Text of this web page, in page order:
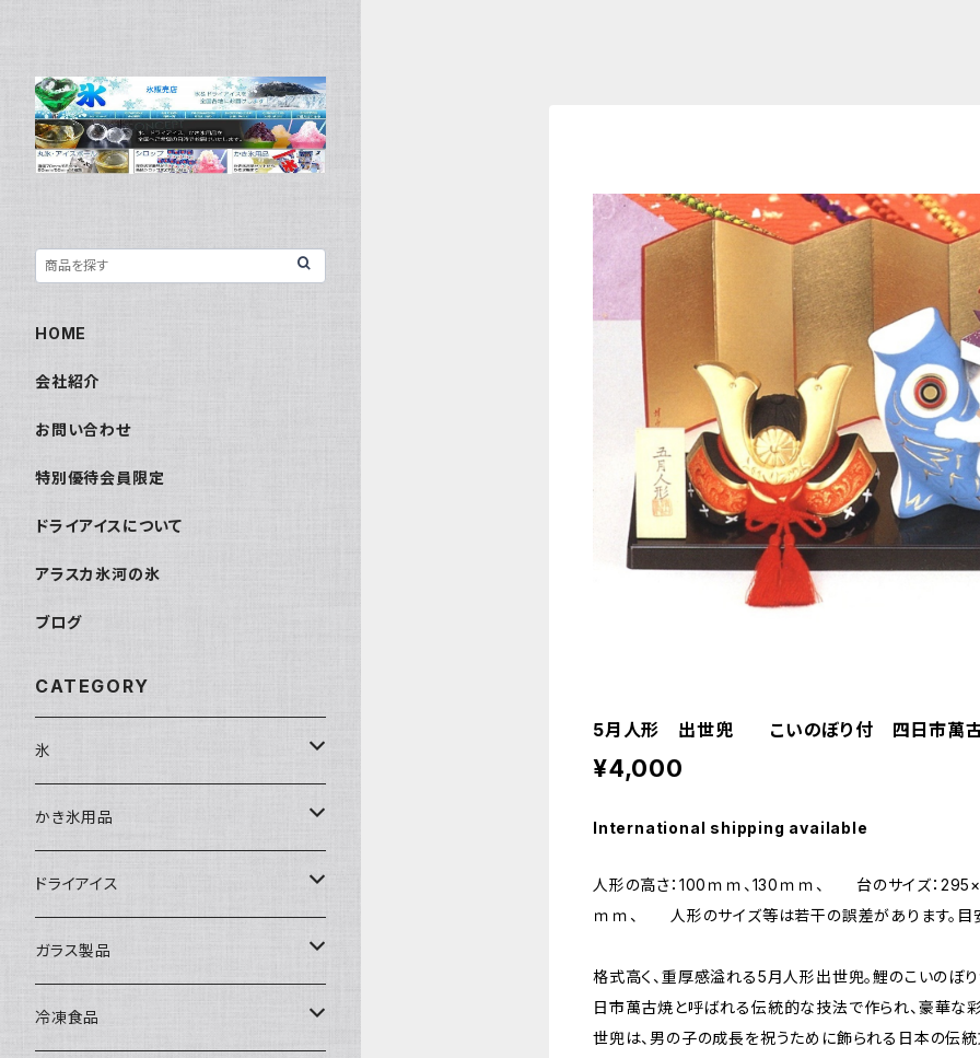
5月人形 出世兜 こいのぼり付 四日市萬
¥4,000
International shipping available
人形の高さ：100ｍｍ、130ｍｍ、 台のサイズ：
ｍｍ、 人形のサイズ等は若干の誤差があります
格式高く、重厚感溢れる5月人形出世兜。鯉のこいのぼ
日市萬古焼と呼ばれる伝統的な技法で作られ、豪華な
世兜は、男の子の成長を祝うために飾られる日本の伝統
HOME
会社紹介
お問い合わせ
特別優待会員限定
ドライアイスについて
アラスカ氷河の氷
ブログ
CATEGORY
氷
富士天然水の氷
丸氷
直径70mm
直径65mm
角氷
砕氷
かき氷用品
かき氷シロップ
無果汁1.8Lパック
無果汁1Lパック
かき氷機・かき氷器
かき氷カップ
ドライアイス
ドライアイス3ｋｇ
ドライアイス4ｋｇ
ガラス製品
オンザロック・グラス
冷凍食品